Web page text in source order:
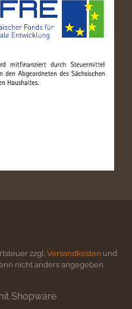
zzgl. Versandkosten und
nicht anders angegeben.
Shopware